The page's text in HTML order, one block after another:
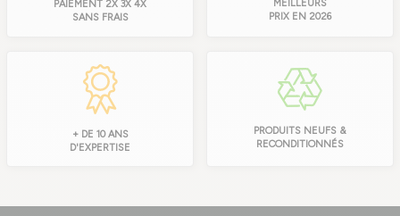
PAIEMENT 2X 3X 4X
SANS FRAIS
MEILLEURS
PRIX EN 2026
+ DE 10 ANS
D'EXPERTISE
PRODUITS NEUFS &
RECONDITIONNÉS